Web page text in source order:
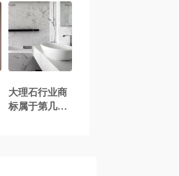
大理石行业商
标属于第几类-